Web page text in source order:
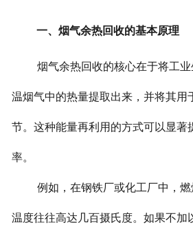
一、烟气余热回收的基本原理
烟气余热回收的核心在于将工
温烟气中的热量提取出来，并将其用
节。这种能量再利用的方式可以显著
率。
例如，在钢铁厂或化工厂中，
温度往往高达几百摄氏度。如果不加